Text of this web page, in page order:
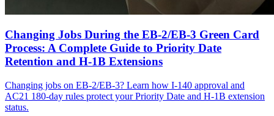
Changing Jobs During the EB-2/EB-3 Green Card
Process: A Complete Guide to Priority Date
Retention and H-1B Extensions
Changing jobs on EB-2/EB-3? Learn how I-140 approval and
AC21 180-day rules protect your Priority Date and H-1B extension
status.